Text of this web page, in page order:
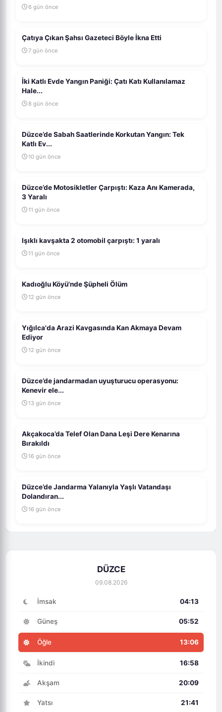
6 gün önce
Çatıya Çıkan Şahsı Gazeteci Böyle İkna Etti
7 gün önce
İki Katlı Evde Yangın Paniği: Çatı Katı Kullanılamaz
Hale...
8 gün önce
Düzce’de Sabah Saatlerinde Korkutan Yangın: Tek
Katlı Ev...
10 gün önce
Düzce’de Motosikletler Çarpıştı: Kaza Anı Kamerada,
3 Yaralı
11 gün önce
Işıklı kavşakta 2 otomobil çarpıştı: 1 yaralı
11 gün önce
Kadıoğlu Köyü'nde Şüpheli Ölüm
12 gün önce
Yığılca'da Arazi Kavgasında Kan Akmaya Devam
Ediyor
12 gün önce
Düzce’de jandarmadan uyuşturucu operasyonu:
Kenevir ele...
13 gün önce
Akçakoca’da Telef Olan Dana Leşi Dere Kenarına
Bırakıldı
16 gün önce
Düzce’de Jandarma Yalanıyla Yaşlı Vatandaşı
Dolandıran...
16 gün önce
DÜZCE
09.08.2026
İmsak 04:13
Güneş 05:52
Öğle 13:06
İkindi 16:58
Akşam 20:09
Yatsı 21:41